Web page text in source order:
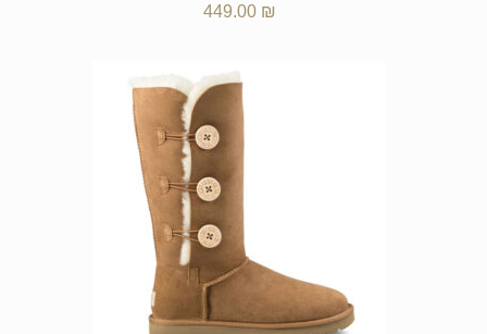
449.00 ₪